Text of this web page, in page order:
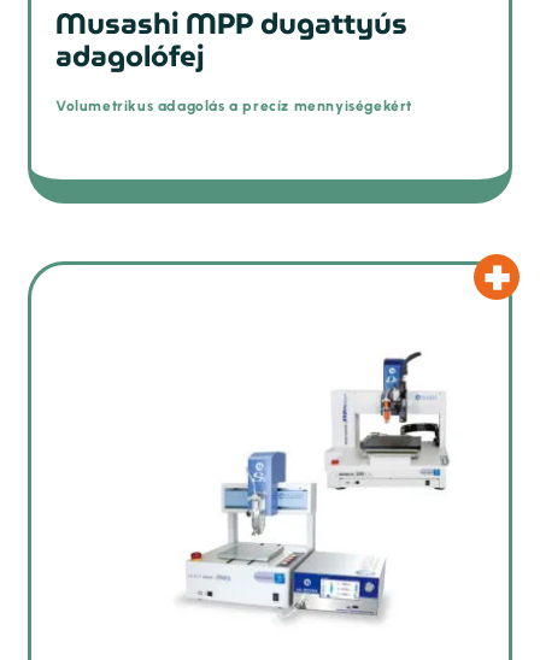
Musashi MPP dugattyús
adagolófej
Volumetrikus adagolás a precíz mennyiségekért